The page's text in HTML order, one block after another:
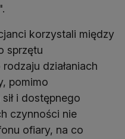
korzystali między
sprzętu
działaniach
pomimo
i dostępnego
czynności nie
ofiary, na co